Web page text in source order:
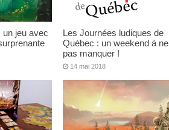
un jeu avec
Les Journées ludiques de
Québec : un weekend à ne
pas manquer !
14 mai 2018